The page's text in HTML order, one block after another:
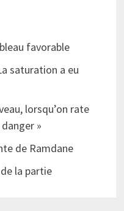
favorable
saturation a eu
lorsqu’on rate
»
de Ramdane
la partie